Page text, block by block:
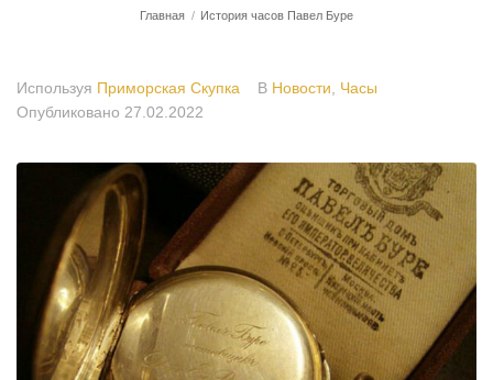
Главная / История часов Павел Буре
Используя Приморская Скупка В Новости
Часы
Опубликовано 27.02.2022